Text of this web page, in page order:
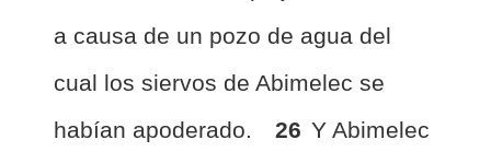
a causa de un pozo de agua del
cual los siervos de Abimelec se
habían apoderado.
26 Y Abimelec